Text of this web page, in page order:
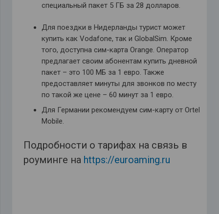
специальный пакет 5 ГБ за 28 долларов.
Для поездки в Нидерланды турист может
купить как Vodafone, так и GlobalSim. Кроме
того, доступна сим-карта Orange. Оператор
предлагает своим абонентам купить дневной
пакет – это 100 МБ за 1 евро. Также
предоставляет минуты для звонков по месту
по такой же цене – 60 минут за 1 евро.
Для Германии рекомендуем сим-карту от Ortel
Mobile.
Подробности о тарифах на связь в
роуминге на https://euroaming.ru